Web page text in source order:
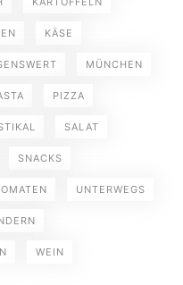
KÄSE
MÜNCHEN
PIZZA
SALAT
SNACKS
UNTERWEGS
WEIN